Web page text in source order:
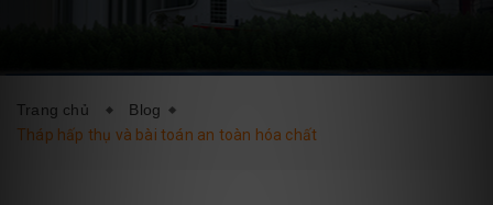
BLOG LIÊN HỆ
Trang chủ
Blog
Tháp hấp thụ và bài toán an toàn hóa chất